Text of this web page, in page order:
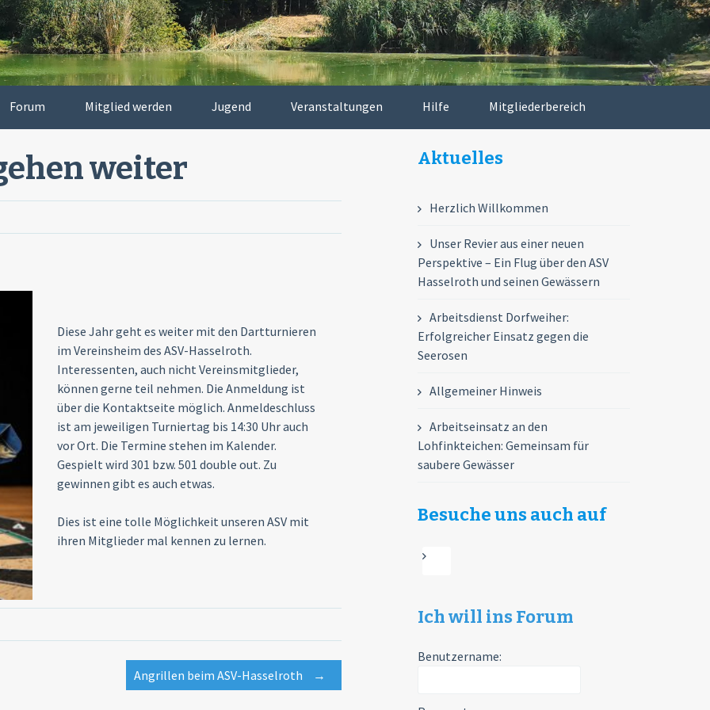
Forum Mitglied werden Jugend Veranstaltungen Hilfe Mitgliederbereich
weiter
Diese Jahr geht es weiter mit den Dartturnieren
im Vereinsheim des ASV-Hasselroth.
Interessenten, auch nicht Vereinsmitglieder,
können gerne teil nehmen. Die Anmeldung ist
über die Kontaktseite möglich. Anmeldeschluss
ist am jeweiligen Turniertag bis 14:30 Uhr auch
vor Ort. Die Termine stehen im Kalender.
Gespielt wird 301 bzw. 501 double out. Zu
gewinnen gibt es auch etwas.
Dies ist eine tolle Möglichkeit unseren ASV mit
ihren Mitglieder mal kennen zu lernen.
Angrillen beim ASV-Hasselroth →
Aktuelles
Herzlich Willkommen
Unser Revier aus einer neuen
Perspektive – Ein Flug über den ASV
Hasselroth und seinen Gewässern
Arbeitsdienst Dorfweiher:
Erfolgreicher Einsatz gegen die
Seerosen
Allgemeiner Hinweis
Arbeitseinsatz an den
Lohfinkteichen: Gemeinsam für
saubere Gewässer
Besuche uns auch auf
Ich will ins Forum
Benutzername: